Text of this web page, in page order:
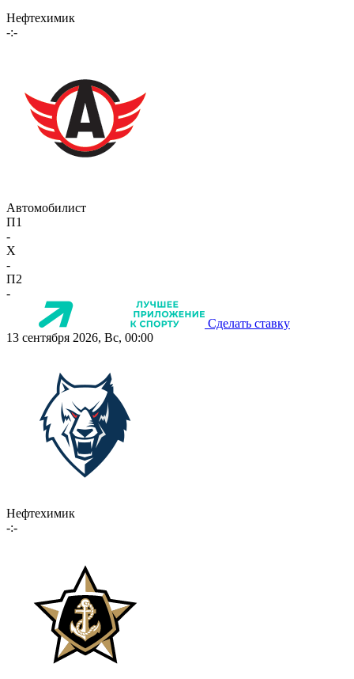
Нефтехимик
-:-
Автомобилист
П1
-
X
-
П2
-
Сделать ставку
13 сентября 2026, Вс, 00:00
Нефтехимик
-:-